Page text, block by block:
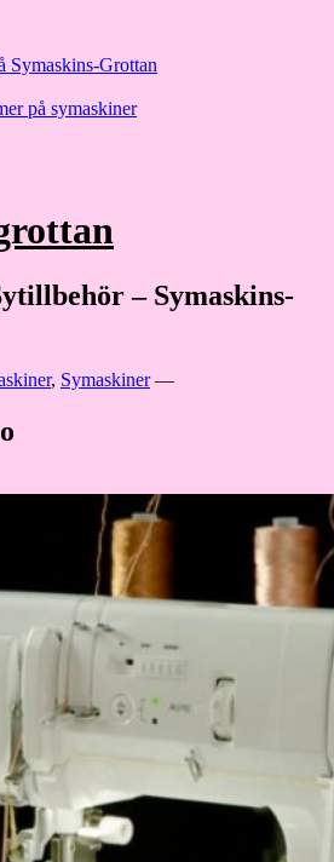
Symaskins-Grottan
på symaskiner
– Symaskins-
, Symaskiner—